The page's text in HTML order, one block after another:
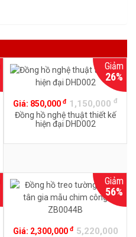
Giảm
26%
Giá: 850,000 đ 1,150,000 đ
Đồng hồ nghệ thuật thiết kế
hiện đại DHD002
Giảm
56%
Giá: 2,300,000 đ 5,220,000